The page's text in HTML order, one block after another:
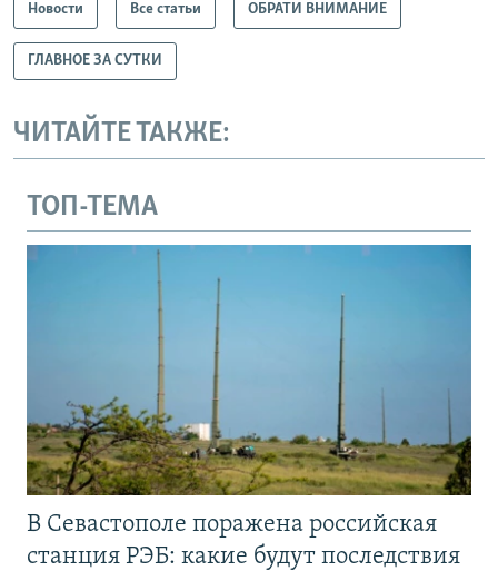
Новости Все статьи ОБРАТИ ВНИМАНИЕ
ГЛАВНОЕ ЗА СУТКИ
ЧИТАЙТЕ ТАКЖЕ:
ТОП-ТЕМА
В Севастополе поражена российская
станция РЭБ: какие будут последствия